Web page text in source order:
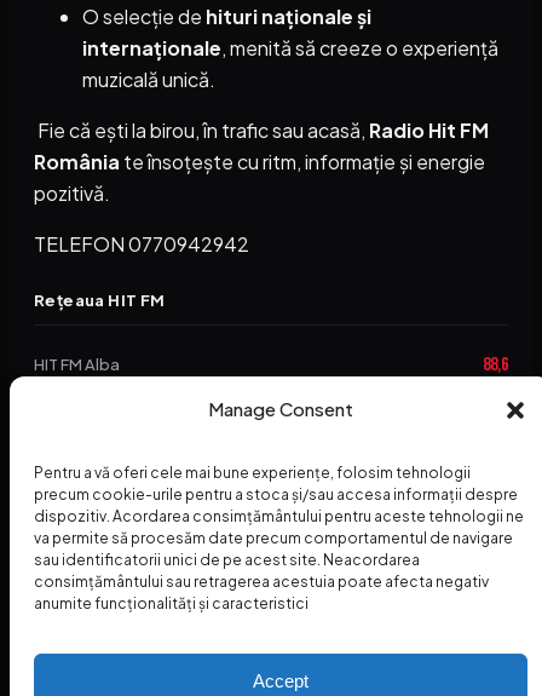
Manage Consent
Pentru a vă oferi cele mai bune experiențe, folosim tehnologii
precum cookie-urile pentru a stoca și/sau accesa informații despre
dispozitiv. Acordarea consimțământului pentru aceste tehnologii ne
va permite să procesăm date precum comportamentul de navigare
sau identificatorii unici de pe acest site. Neacordarea
consimțământului sau retragerea acestuia poate afecta negativ
anumite funcționalități și caracteristici
Accept
O selecție de hituri naționale și
internaționale, menită să creeze o experiență
muzicală unică.
Fie că ești la birou, în trafic sau acasă, Radio Hit FM
România te însoțește cu ritm, informație și energie
pozitivă.
TELEFON 0770942942
Rețeaua HIT FM
HIT FM Alba 88,6
94,2
HIT FM Abrud 94,3
HIT FM Horezu 95,1
HIT FM Nehoiu 88,2